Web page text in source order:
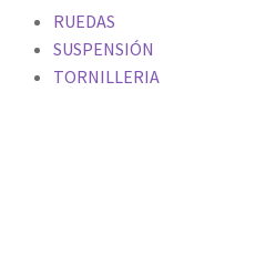
RUEDAS
SUSPENSIÓN
TORNILLERIA